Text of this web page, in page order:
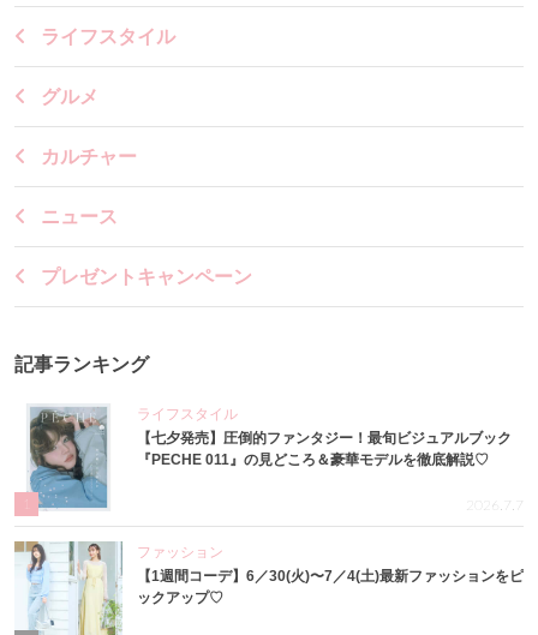
ライフスタイル
グルメ
カルチャー
ニュース
プレゼントキャンペーン
記事ランキング
ライフスタイル
【七夕発売】圧倒的ファンタジー！最旬ビジュアルブック
『PECHE 011』の見どころ＆豪華モデルを徹底解説♡
2026.7.7
ファッション
【1週間コーデ】6／30(火)〜7／4(土)最新ファッションをピ
ックアップ♡